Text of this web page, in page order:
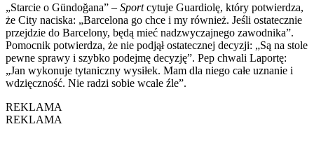
„Starcie o Gündoğana” – Sportcytuje Guardiolę, który potwierdza,
że City naciska: „Barcelona go chce i my również. Jeśli ostatecznie
przejdzie do Barcelony, będą mieć nadzwyczajnego zawodnika”.
Pomocnik potwierdza, że nie podjął ostatecznej decyzji: „Są na stole
pewne sprawy i szybko podejmę decyzję”. Pep chwali Laportę:
„Jan wykonuje tytaniczny wysiłek. Mam dla niego całe uznanie i
wdzięczność. Nie radzi sobie wcale źle”.
REKLAMA
REKLAMA